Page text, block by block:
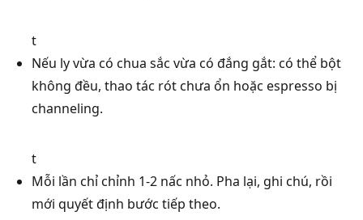
t
Nếu ly vừa có chua sắc vừa có đắng gắt: có thể bột
không đều, thao tác rót chưa ổn hoặc espresso bị
channeling.
t
Mỗi lần chỉ chỉnh 1-2 nấc nhỏ. Pha lại, ghi chú, rồi
mới quyết định bước tiếp theo.